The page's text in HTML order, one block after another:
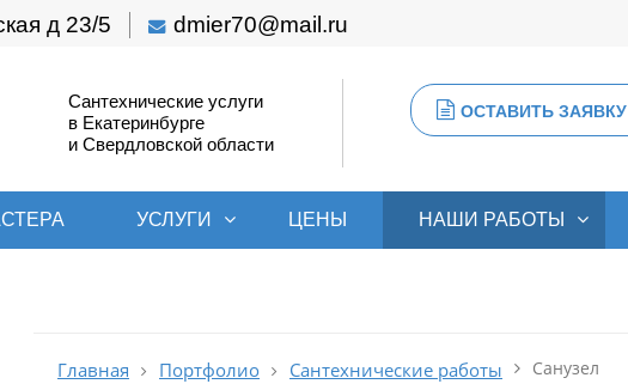
д 23/5 dmier70@mail.ru
ОСТАВИТЬ ЗАЯВКУ
Сантехнические услуги
в Екатеринбурге
и Свердловской области
УСЛУГИ ЦЕНЫ НАШИ РАБОТЫ
Главная Портфолио Сантехнические работы Санузел